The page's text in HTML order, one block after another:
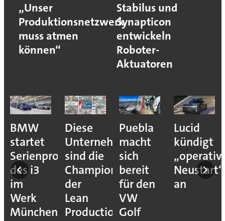
„Unser
Produktionsnetzwerk
muss atmen
können“
Stabilus und
Synapticon
entwickeln
Roboter-
Aktuatoren
BMW
startet
Serienproduktion
des i3
im
Werk
München
Diese
Unternehmen
sind die
Champions
der
Lean
Production
Puebla
macht
sich
bereit
für den
VW
Golf
Lucid
kündigt
Neustart“
an